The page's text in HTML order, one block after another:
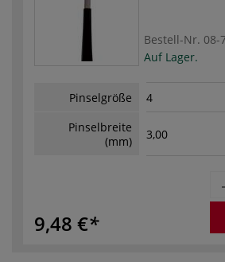
Bestell-Nr. 08-
Auf Lager.
Pinselgröße
4
Pinselbreite
(mm)
3,00
9,48 €